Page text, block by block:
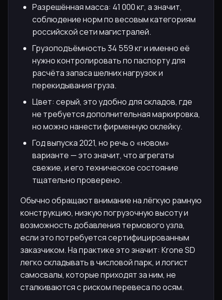
Разрешённая масса: 41 000 кг, а значит,
соблюдение норм по весовым категориям
российской сети магистралей.
Грузоподъёмность 34 559 кг и именно её
нужно контролировать по паспорту для
расчёта запаса шелних нагрузок и
перекидывания груза.
Цвет: серый, это удобно для складов, где
не требуется дополнительная маркировка,
но можно нанести фирменную оклейку.
Год выпуска 2021, но речь о «новом»
варианте — это значит, что агрегаты
свежие, и его техническое состояние
тщательно проверено.
Обычно обращают внимание на лёгкую рамную
конструкцию, низкую погрузочную высоту и
возможность добавления термового узла,
если это потребуется сертифицированным
заказчиком. На практике это значит: Krone SD
легко складывать в числовой парк, и логист
самосвалы, которые приходят за ним, не
сталкиваются с риском перевеса по осям.